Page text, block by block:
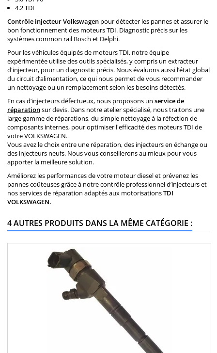
4.2 TDI
Contrôle injecteur Volkswagen pour détecter les pannes et assurer le
bon fonctionnement des moteurs TDI. Diagnostic précis sur les
systèmes common rail Bosch et Delphi.
Pour les véhicules équipés de moteurs TDI, notre équipe
expérimentée utilise des outils spécialisés, y compris un extracteur
d'injecteur, pour un diagnostic précis. Nous évaluons aussi l’état global
du circuit d’alimentation, ce qui nous permet de vous recommander
un nettoyage ou un remplacement selon les besoins détectés.
En cas d’injecteurs défectueux, nous proposons un service de
réparationsur devis. Dans notre atelier spécialisé, nous traitons une
large gamme de réparations, du simple nettoyage à la réfection de
composants internes, pour optimiser l'efficacité des moteurs TDI de
votre VOLKSWAGEN.
Vous avez le choix entre une réparation, des injecteurs en échange ou
des injecteurs neufs. Nous vous conseillerons au mieux pour vous
apporter la meilleure solution.
Améliorez les performances de votre moteur diesel et prévenez les
pannes coûteuses grâce à notre contrôle professionnel d’injecteurs et
nos services de réparation adaptés aux motorisationsTDI
VOLKSWAGEN.
4 AUTRES PRODUITS DANS LA MÊME CATÉGORIE :